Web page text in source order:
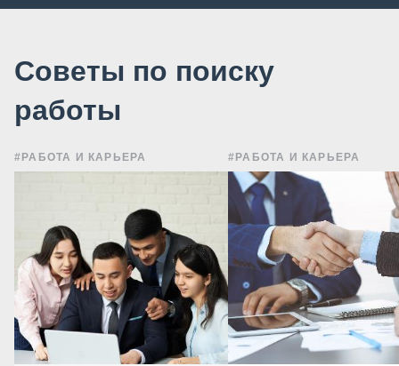
Советы по поиску
работы
#РАБОТА И КАРЬЕРА #РАБОТА И КАРЬЕРА